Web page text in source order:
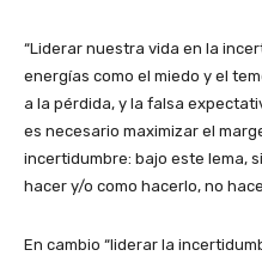
“Liderar nuestra vida en la
energías como el miedo y el
a la pérdida, y la falsa
es necesario maximizar el
incertidumbre: bajo este lema,
hacer y/o como hacerlo, no
En cambio “liderar la